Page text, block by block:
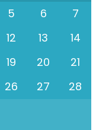
5 6
7
12 13
14
19 20
21
26 27
28